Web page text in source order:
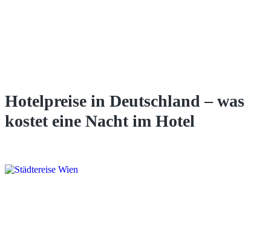
Hotelpreise in Deutschland – was
kostet eine Nacht im Hotel